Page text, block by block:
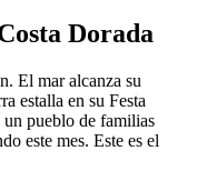
Dorada
El mar alcanza su
estalla en su Festa
pueblo de familias
este mes. Este es el